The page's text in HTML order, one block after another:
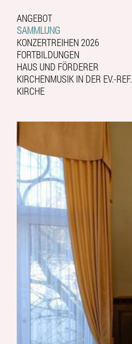
ANGEBOT
SAMMLUNG
KONZERTREIHEN 2026
FORTBILDUNGEN
HAUS UND FÖRDERER
KIRCHENMUSIK IN DER EV.-REF.
KIRCHE